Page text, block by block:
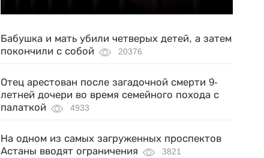
Бабушка и мать убили четверых детей, а затем
покончили с собой
20376
Отец арестован после загадочной смерти 9-
летней дочери во время семейного похода с
палаткой
4933
На одном из самых загруженных проспектов
Астаны вводят ограничения
3821